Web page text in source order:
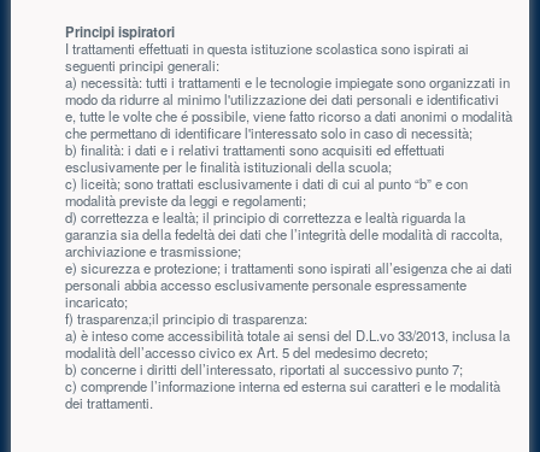
Principi ispiratori
I trattamenti effettuati in questa istituzione scolastica sono ispirati ai
seguenti principi generali:
a) necessità: tutti i trattamenti e le tecnologie impiegate sono organizzati in
modo da ridurre al minimo l'utilizzazione dei dati personali e identificativi
e, tutte le volte che é possibile, viene fatto ricorso a dati anonimi o modalità
che permettano di identificare l'interessato solo in caso di necessità;
b) finalità: i dati e i relativi trattamenti sono acquisiti ed effettuati
esclusivamente per le finalità istituzionali della scuola;
c) liceità; sono trattati esclusivamente i dati di cui al punto “b” e con
modalità previste da leggi e regolamenti;
d) correttezza e lealtà; il principio di correttezza e lealtà riguarda la
garanzia sia della fedeltà dei dati che l’integrità delle modalità di raccolta,
archiviazione e trasmissione;
e) sicurezza e protezione; i trattamenti sono ispirati all’esigenza che ai dati
personali abbia accesso esclusivamente personale espressamente
incaricato;
f) trasparenza;il principio di trasparenza:
a) è inteso come accessibilità totale ai sensi del D.L.vo 33/2013, inclusa la
modalità dell’accesso civico ex Art. 5 del medesimo decreto;
b) concerne i diritti dell’interessato, riportati al successivo punto 7;
c) comprende l’informazione interna ed esterna sui caratteri e le modalità
dei trattamenti.